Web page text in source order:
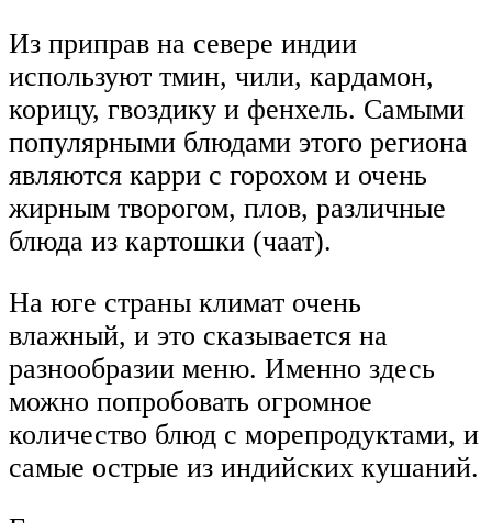
Из приправ на севере индии
используют тмин, чили, кардамон,
корицу, гвоздику и фенхель. Самыми
популярными блюдами этого региона
являются карри с горохом и очень
жирным творогом, плов, различные
блюда из картошки (чаат).
На юге страны климат очень
влажный, и это сказывается на
разнообразии меню. Именно здесь
можно попробовать огромное
количество блюд с морепродуктами, и
самые острые из индийских кушаний.